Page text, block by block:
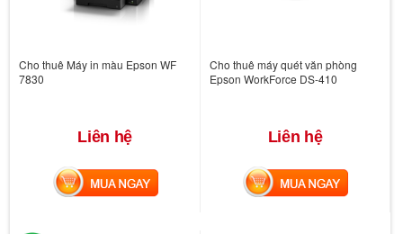
Cho thuê Máy in màu Epson WF
7830
Liên hệ
MUA NGAY
Cho thuê máy quét văn phòng
Epson WorkForce DS-410
Liên hệ
MUA NGAY